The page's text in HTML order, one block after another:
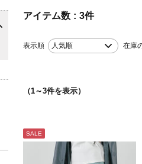
アイテム数 3件
表示順 人気順 在庫
（1～3件を表示）
SALE